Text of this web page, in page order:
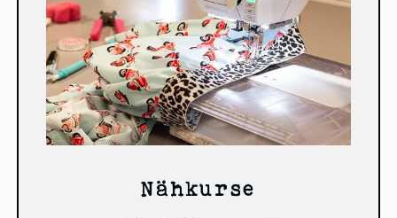
Nähkurse